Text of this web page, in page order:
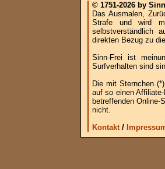
© 1751-2026 by
Das Ausmalen,
Strafe und wird
selbstverständlich
direkten Bezug zu
Sinn-Frei ist
Surfverhalten sind
Die mit Sternchen
auf so einen
betreffenden
nicht.
Kontakt/